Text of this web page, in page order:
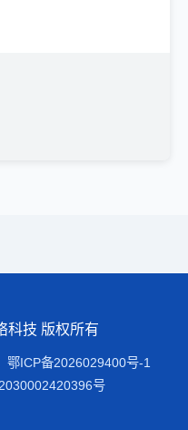
科技 版权所有
鄂ICP备2026029400号-1
号